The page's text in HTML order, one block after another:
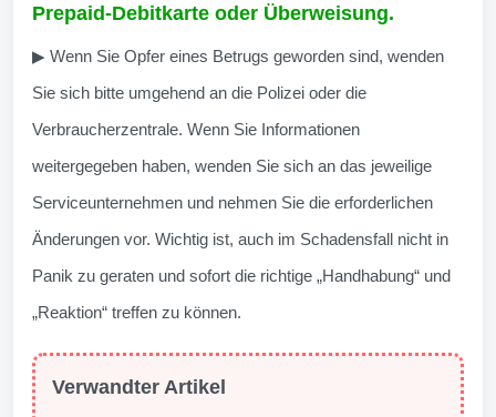
Prepaid-Debitkarte oder Überweisung.
▶ Wenn Sie Opfer eines Betrugs geworden sind, wenden
Sie sich bitte umgehend an die Polizei oder die
Verbraucherzentrale. Wenn Sie Informationen
weitergegeben haben, wenden Sie sich an das jeweilige
Serviceunternehmen und nehmen Sie die erforderlichen
Änderungen vor. Wichtig ist, auch im Schadensfall nicht in
Panik zu geraten und sofort die richtige „Handhabung“ und
„Reaktion“ treffen zu können.
Verwandter Artikel